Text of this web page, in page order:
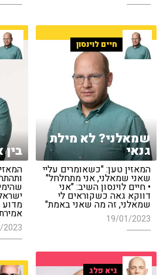
חיים לוינסון
שמאלני? לא מילת
גנאי
המאזין טען: "כשאומרים עליי
שאני שמאלני, אני מתחלחל"
• חיים לוינסון השיב: "אני
דווקא גאה כשקוראים לי
שמאלני, זה מה שאני באמת"
19/01/2023
מדוע
2023
גיא פלג